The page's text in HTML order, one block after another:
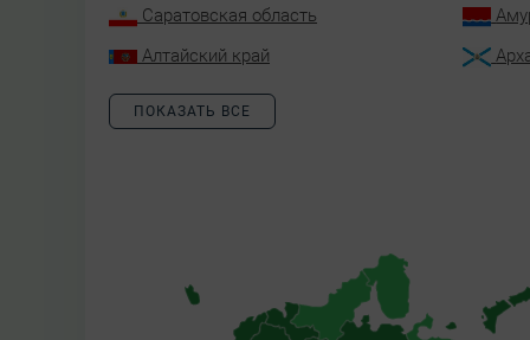
Саратовская область
Алтайский край
ПОКАЗАТЬ ВСЕ